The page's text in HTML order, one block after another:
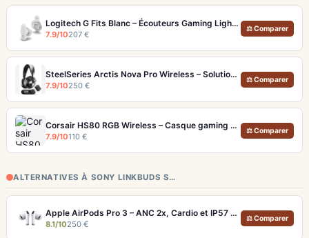
Logitech G Fits Blanc – Écouteurs Gaming Lightform Moulage UV LIGHTSPEED
7.9/10207 €
⚖ Comparer
SteelSeries Arctis Nova Pro Wireless – Solution audio gaming ultime multi-plateforme
7.9/10250 €
⚖ Comparer
Corsair HS80 RGB Wireless – Casque gaming sans fil avec micro broadcast
7.9/10110 €
⚖ Comparer
ALTERNATIVES À SONY LINKBUDS S…
Apple AirPods Pro 3 – ANC 2x, Cardio et IP57 pour Écosystème iOS
8.1/10250 €
⚖ Comparer